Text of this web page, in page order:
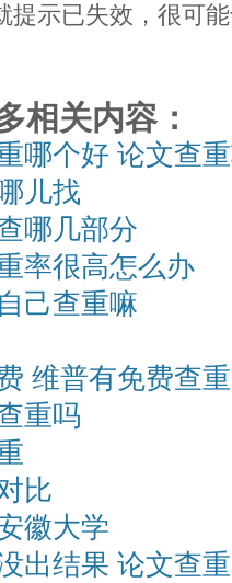
提示已失效，很可
相关内容：
哪个好 论文查
儿找
哪几部分
率很高怎么办
己查重嘛
维普有免费查
重吗
比
徽大学
出结果 论文查